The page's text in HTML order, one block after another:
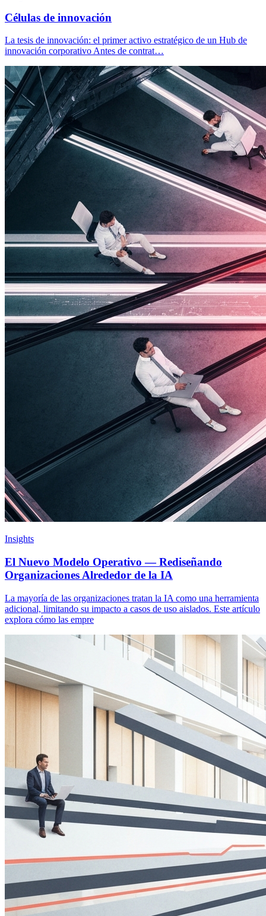
Células de innovación
La tesis de innovación: el primer activo estratégico de un Hub de
innovación corporativo Antes de contrat…
Insights
El Nuevo Modelo Operativo — Rediseñando
Organizaciones Alrededor de la IA
La mayoría de las organizaciones tratan la IA como una herramienta
adicional, limitando su impacto a casos de uso aislados. Este artículo
explora cómo las empre